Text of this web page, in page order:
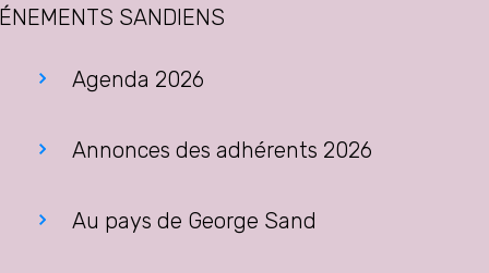
SANDIENS
Agenda 2026
Annonces des adhérents 2026
Au pays de George Sand